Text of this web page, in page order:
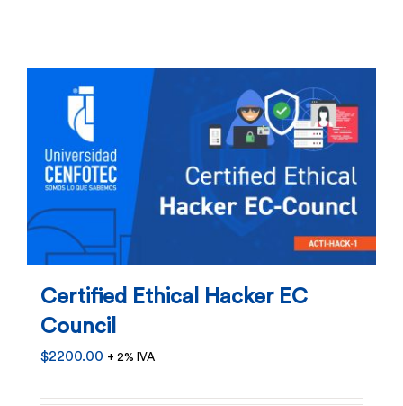
Certified Ethical Hacker EC
Council
$2200.00 + 2% IVA